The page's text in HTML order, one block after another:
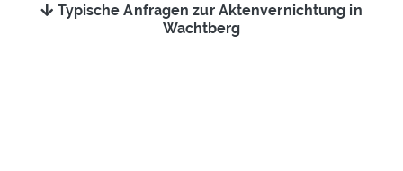
Typische Anfragen zur Aktenvernichtung in
Wachtberg